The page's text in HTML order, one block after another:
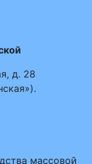
д. 28
массовой